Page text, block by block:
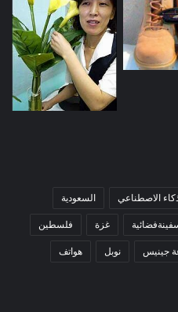
الاصطناعي السعودية
غزة فلسطين
جينيس نوبل هواتف